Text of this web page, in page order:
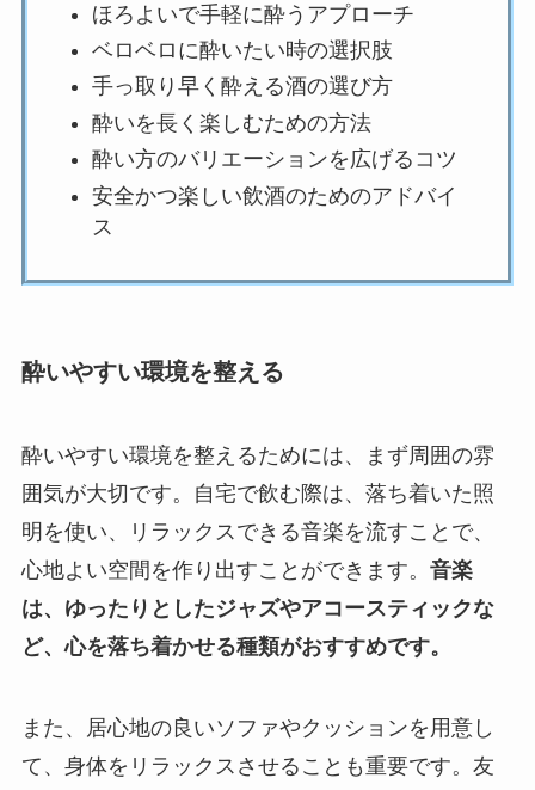
ほろよいで手軽に酔うアプローチ
ベロベロに酔いたい時の選択肢
手っ取り早く酔える酒の選び方
酔いを長く楽しむための方法
酔い方のバリエーションを広げるコツ
安全かつ楽しい飲酒のためのアドバイ
ス
酔いやすい環境を整える
酔いやすい環境を整えるためには、まず周囲の雰
囲気が大切です。自宅で飲む際は、落ち着いた照
明を使い、リラックスできる音楽を流すことで、
心地よい空間を作り出すことができます。 音楽
は、ゆったりとしたジャズやアコースティックな
ど、心を落ち着かせる種類がおすすめです。
また、居心地の良いソファやクッションを用意し
て、身体をリラックスさせることも重要です。友